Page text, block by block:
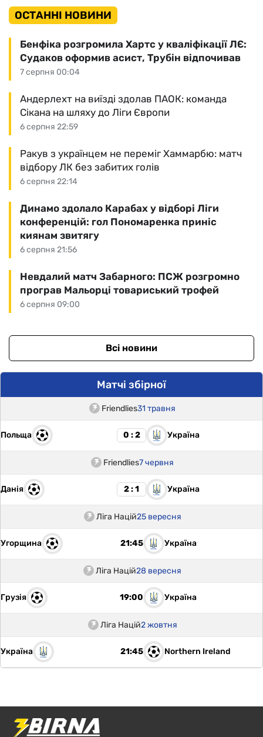
ОСТАННІ НОВИНИ
7 серпня 00:04
Бенфіка розгромила Хартс у кваліфікації ЛЄ:
Судаков оформив асист, Трубін відпочивав
6 серпня 22:59
Андерлехт на виїзді здолав ПАОК: команда
Сікана на шляху до Ліги Європи
6 серпня 22:14
Ракув з українцем не переміг Хаммарбю: матч
відбору ЛК без забитих голів
6 серпня 21:56
Динамо здолало Карабах у відборі Ліги
конференцій: гол Пономаренка приніс
киянам звитягу
6 серпня 09:00
Невдалий матч Забарного: ПСЖ розгромно
програв Мальорці товариський трофей
Всі новини
Матчі збірної
Friendlies31 травня
Польща 0 : 2 Україна
Friendlies7 червня
Данія 2 : 1 Україна
Ліга Націй25 вересня
Угорщина 21:45 Україна
Ліга Націй28 вересня
Грузія 19:00 Україна
Ліга Націй2 жовтня
Україна 21:45 Northern Ireland